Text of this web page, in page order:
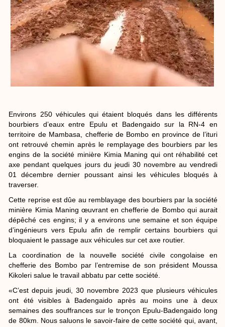
Environs 250 véhicules qui étaient bloqués dans les différents
bourbiers d’eaux entre Epulu et Badengaido sur la RN-4 en
territoire de Mambasa, chefferie de Bombo en province de l’ituri
axe pendant quelques jours du jeudi 30 novembre au vendredi
01 décembre dernier poussant ainsi les véhicules bloqués à
traverser.
Cette reprise est dûe au remblayage des bourbiers par la société
minière Kimia Maning œuvrant en chefferie de Bombo qui aurait
dépêché ces engins; il y a environs une semaine et son équipe
d’ingénieurs vers Epulu afin de remplir certains bourbiers qui
La coordination de la nouvelle société civile congolaise en
chefferie des Bombo par l’entremise de son président Moussa
Kikoleri salue le travail abbatu par cette société.
«C’est depuis jeudi, 30 novembre 2023 que plusieurs véhicules
ont été visibles à Badengaido après au moins une à deux
semaines des souffrances sur le tronçon Epulu-Badengaido long
de 80km. Nous saluons le savoir-faire de cette société qui, avant,
avait constaté le problème de et l’impraticabité de la RN4
Badengaido-Niania, une distance de ± 58 Km il y a de cela 6
mois, avait fait le même geste en réhabilitant cette route d’une
grande importance capitale pour l’économie du pays», a dit
Moussa kikoleri en se confiant à iturionline.net ce samedi 02